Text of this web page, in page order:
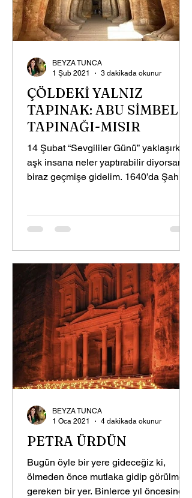
ÇÖLDEKİ YALNIZ
TAPINAK: ABU SİMBEL
TAPINAĞI-MISIR
14 Şubat “Sevgililer Günü” yaklaşırken,
aşk insana neler yaptırabilir diyorsanız
biraz geçmişe gidelim. 1640’da Şah
BEYZA TUNCA
1 Şub 2021
3 dakikada okunur
PETRA ÜRDÜN
Bugün öyle bir yere gideceğiz ki,
ölmeden önce mutlaka gidip görülmesi
gereken bir yer. Binlerce yıl öncesinde
BEYZA TUNCA
1 Oca 2021
4 dakikada okunur